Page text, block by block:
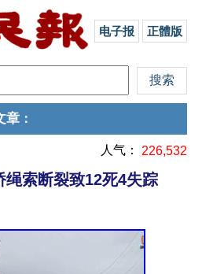
电子报 正體版
章 ：
人气： 226,532
绳索断裂致12死4失踪